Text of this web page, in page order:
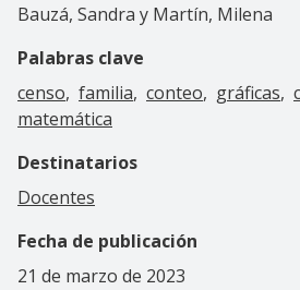
Bauzá, Sandra y Martín, Milena
Palabras clave
censo familia conteo gráficas
matemática
Destinatarios
Docentes
Fecha de publicación
21 de marzo de 2023